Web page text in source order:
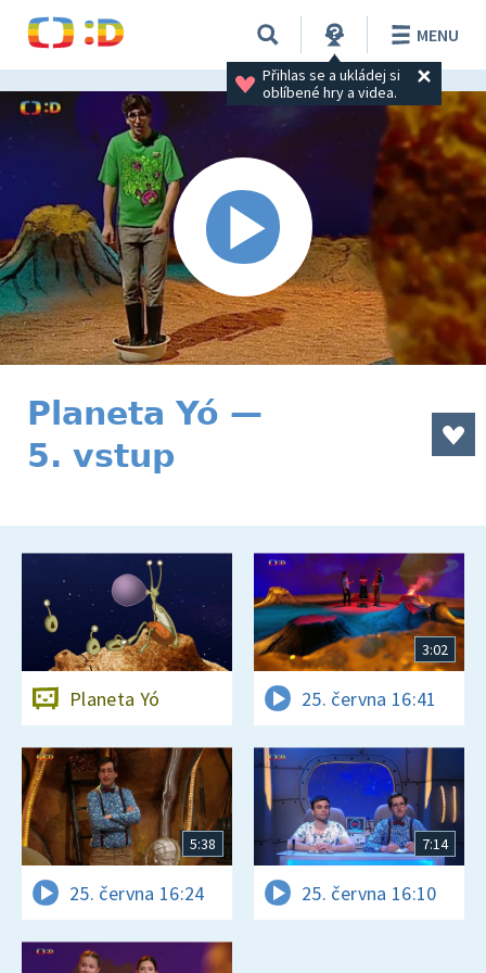
Přihlas se a ukládej si
oblíbené hry a videa.
MENU
Planeta Yó —
5. vstup
Planeta Yó
3:02
25. června 16:41
5:38
25. června 16:24
7:14
25. června 16:10